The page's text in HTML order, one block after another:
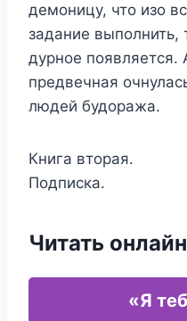
демоницу, что изо
задание выполнить,
дурное
предвечная
людей будоража.
Книга вторая.
Подписка.
Читать онлайн
«Я